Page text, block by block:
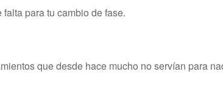
para tu cambio de fase.
que desde hace mucho no servían para